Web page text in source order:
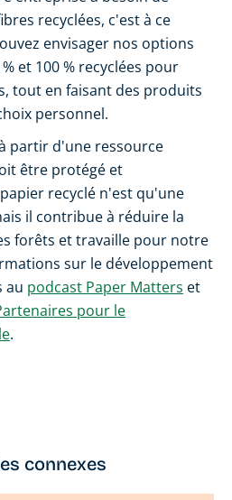
recyclées, c'est à ce
envisager nos options
et 100 % recyclées pour
tout en faisant des produits
personnel.
partir d'une ressource
être protégé et
recyclé n'est qu'une
il contribue à réduire la
forêts et travaille pour notre
sur le développement
au podcast Paper Matters et
pour le
.
connexes